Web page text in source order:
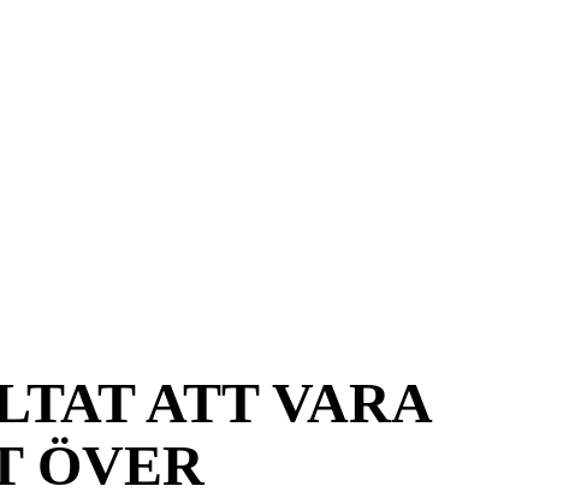
ATT VARA
ÖVER